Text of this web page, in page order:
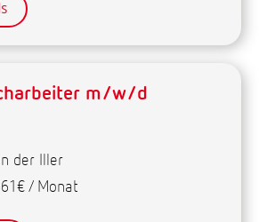
m/w/d
der Iller
/ Monat